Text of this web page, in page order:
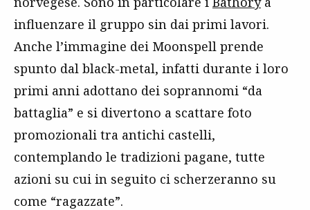
influenzare il gruppo sin dai primi lavori.
Anche l’immagine dei Moonspell prende
spunto dal black-metal, infatti durante i loro
primi anni adottano dei soprannomi “da
battaglia” e si divertono a scattare foto
promozionali tra antichi castelli,
contemplando le tradizioni pagane, tutte
azioni su cui in seguito ci scherzeranno su
come “ragazzate”.